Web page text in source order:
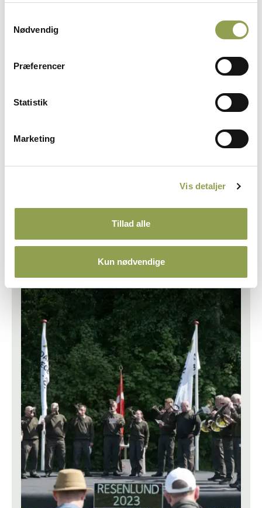
Nødvendig
Præferencer
Statistik
Marketing
Vis detaljer
Tillad alle
Kun nødvendige
Nodepulje for medlemmer
Danmarks Jægerforbund vil gerne - med
komponister. Det er vi ret stolte af at få lov
Se nodepuljen ➜